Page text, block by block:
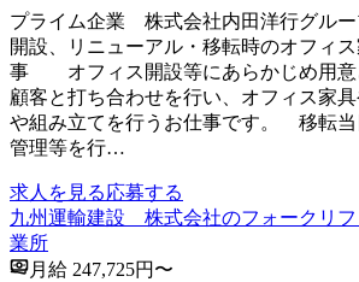
プライム企業 株式会社内田洋行グ
開設、リニューアル・移転時のオフィ
事 オフィス開設等にあらかじめ用意
顧客と打ち合わせを行い、オフィス家
や組み立てを行うお仕事です。 移転当
管理等を行…
求人を見る応募する
九州運輸建設 株式会社のフォークリ
業所
月給 247,725円〜